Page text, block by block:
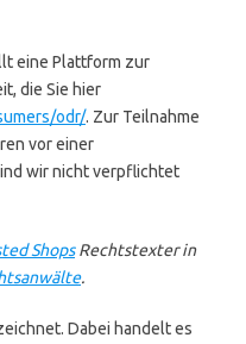
eine Plattform zur
die Sie hier
odr/. Zur Teilnahme
vor einer
wir nicht verpflichtet
ShopsRechtstexter in
.
Dabei handelt es